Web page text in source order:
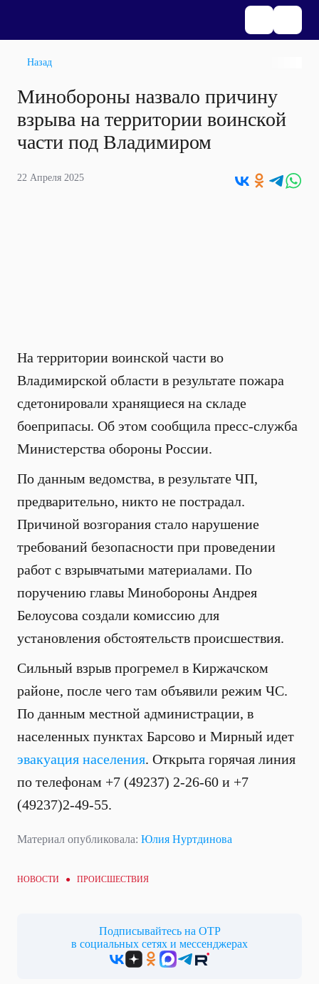
Назад
Минобороны назвало причину
взрыва на территории воинской
части под Владимиром
22 Апреля 2025
На территории воинской части во
Владимирской области в результате пожара
сдетонировали хранящиеся на складе
боеприпасы. Об этом сообщила пресс-служба
Министерства обороны России.
По данным ведомства, в результате ЧП,
предварительно, никто не пострадал.
Причиной возгорания стало нарушение
требований безопасности при проведении
работ с взрывчатыми материалами. По
поручению главы Минобороны Андрея
Белоусова создали комиссию для
установления обстоятельств происшествия.
Сильный взрыв прогремел в Киржачском
районе, после чего там объявили режим ЧС.
По данным местной администрации, в
населенных пунктах Барсово и Мирный идет
эвакуация населения. Открыта горячая линия
по телефонам +7 (49237) 2-26-60 и +7
(49237)2-49-55.
Материал опубликовала: Юлия Нуртдинова
НОВОСТИ ● ПРОИСШЕСТВИЯ
Подписывайтесь на ОТР
в социальных сетях и мессенджерах